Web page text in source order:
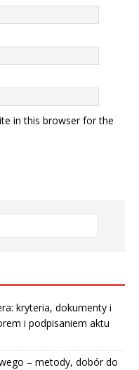
in this browser for the
kryteria, dokumenty i
i podpisaniem aktu
– metody, dobór do